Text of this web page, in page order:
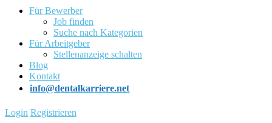
Für Bewerber
Job finden
Suche nach Kategorien
Für Arbeitgeber
Stellenanzeige schalten
Blog
Kontakt
info@dentalkarriere.net
Login Registrieren